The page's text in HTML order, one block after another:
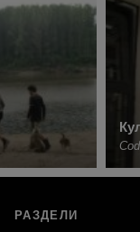
РАЗДЕЛИ